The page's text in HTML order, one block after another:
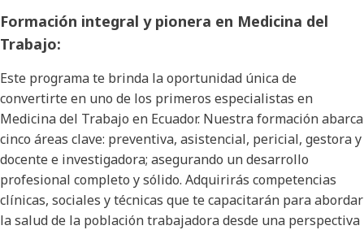
Formación integral y pionera en Medicina del
Trabajo:
Este programa te brinda la oportunidad única de
convertirte en uno de los primeros especialistas en
Medicina del Trabajo en Ecuador. Nuestra formación abarca
cinco áreas clave: preventiva, asistencial, pericial, gestora y
docente e investigadora; asegurando un desarrollo
profesional completo y sólido. Adquirirás competencias
clínicas, sociales y técnicas que te capacitarán para abordar
la salud de la población trabajadora desde una perspectiva